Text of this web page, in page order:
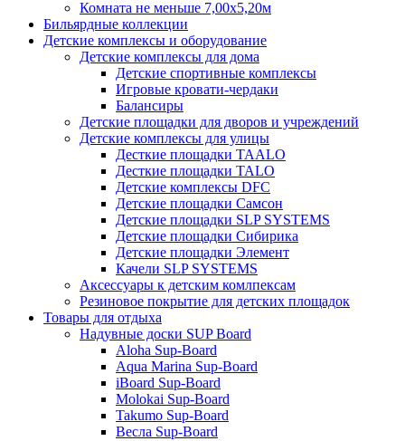
Комната не меньше 7,00х5,20м
Бильярдные коллекции
Детские комплексы и оборудование
Детские комплексы для дома
Детские спортивные комплексы
Игровые кровати-чердаки
Балансиры
Детские площадки для дворов и учреждений
Детские комплексы для улицы
Десткие площадки TAALO
Десткие площадки TALO
Детские комплексы DFC
Детские площадки Самсон
Детские площадки SLP SYSTEMS
Детские площадки Сибирика
Детские площадки Элемент
Качели SLP SYSTEMS
Аксессуары к детским комлпексам
Резиновое покрытие для детских площадок
Товары для отдыха
Надувные доски SUP Board
Aloha Sup-Board
Aqua Marina Sup-Board
iBoard Sup-Board
Molokai Sup-Board
Takumo Sup-Board
Весла Sup-Board